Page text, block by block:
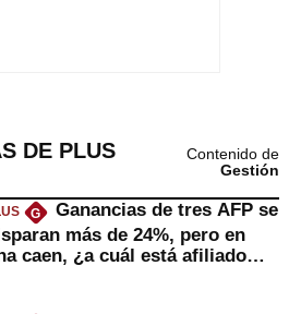
DE PLUS
Contenido de
Gestión
G
Ganancias de tres AFP se
más de 24%, pero en
caen, ¿a cuál está afiliado